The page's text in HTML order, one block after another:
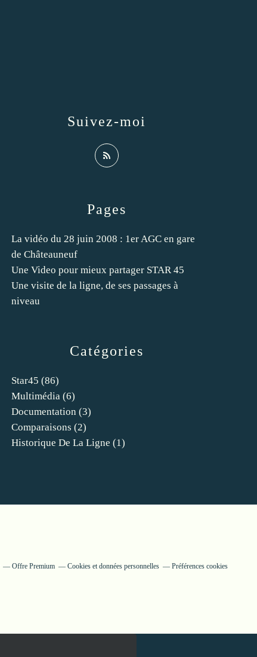
Catégories
Star45 (86)
Multimédia (6)
Documentation (3)
Comparaisons (2)
Historique De La Ligne (1)
Pages
La vidéo du 28 juin 2008 : 1er AGC en gare
de Châteauneuf
Une Video pour mieux partager STAR 45
Une visite de la ligne, de ses passages à
niveau
Suivez-moi
Offre Premium Cookies et données personnelles Préférences cookies